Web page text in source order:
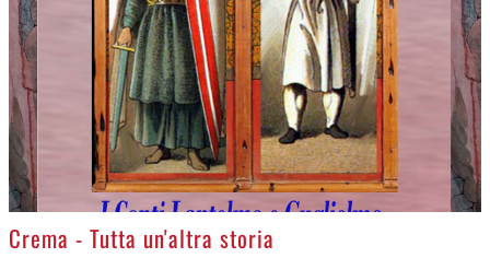
>
Crema - Tutta un'altra storia